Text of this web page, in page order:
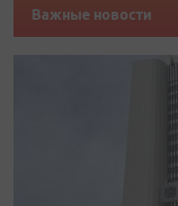
Важные новости